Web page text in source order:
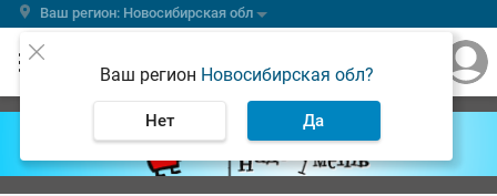
Ваш регион: Новосибирская обл
Ваш регион Новосибирская обл?
Нет Да